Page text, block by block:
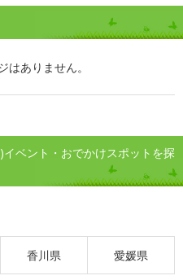
ありません。
ベント・おでかけスポットを探
香川県 愛媛県